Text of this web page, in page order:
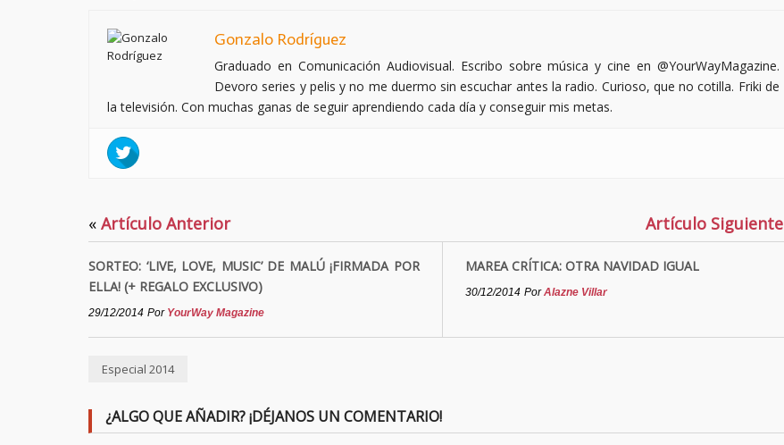
Gonzalo Rodríguez
Graduado en Comunicación Audiovisual. Escribo sobre música y cine en @YourWayMagazine.
Devoro series y pelis y no me duermo sin escuchar antes la radio. Curioso, que no cotilla. Friki de
la televisión. Con muchas ganas de seguir aprendiendo cada día y conseguir mis metas.
« Artículo Anterior
SORTEO: ‘LIVE, LOVE, MUSIC’ DE MALÚ ¡FIRMADA POR
ELLA! (+ REGALO EXCLUSIVO)
29/12/2014 Por YourWay Magazine
Artículo Siguiente
MAREA CRÍTICA: OTRA NAVIDAD IGUAL
30/12/2014 PorAlazne Villar
Especial 2014
¿ALGO QUE AÑADIR? ¡DÉJANOS UN COMENTARIO!